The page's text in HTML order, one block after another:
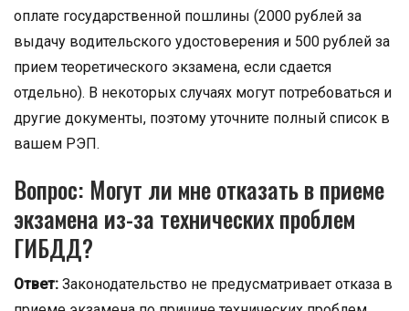
оплате государственной пошлины (2000 рублей за
выдачу водительского удостоверения и 500 рублей за
прием теоретического экзамена, если сдается
отдельно). В некоторых случаях могут потребоваться и
другие документы, поэтому уточните полный список в
вашем РЭП.
Вопрос: Могут ли мне отказать в приеме
экзамена из-за технических проблем
ГИБДД?
Ответ: Законодательство не предусматривает отказа в